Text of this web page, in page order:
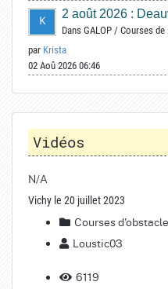
2 août 2026 :
Dans GALOP / Courses de
par Krista
02 Aoû 2026 06:46
Vidéos
N/A
Vichy le 20 juillet 2023
Courses
Loustic03
6119